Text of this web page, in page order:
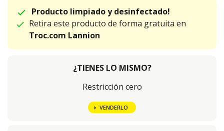
Producto limpiado y desinfectado!
Retira este producto de forma gratuita en
Troc.com Lannion
¿TIENES LO MISMO?
Restricción cero
VENDERLO